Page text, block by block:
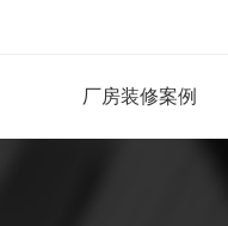
厂房装修案例